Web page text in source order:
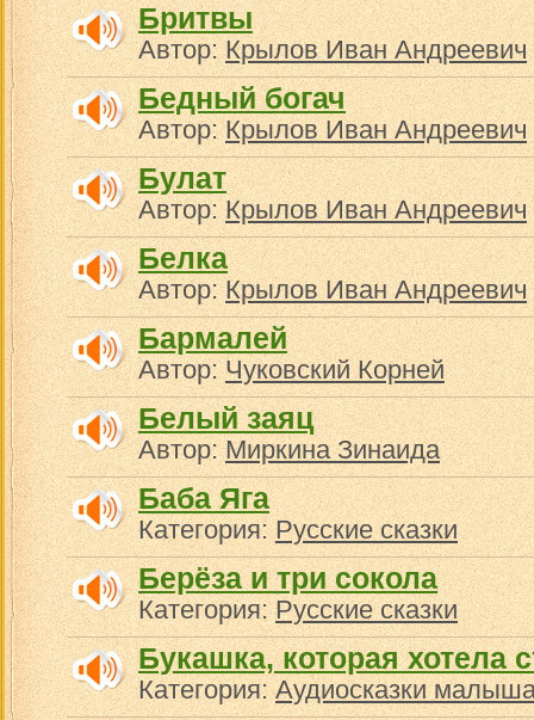
Бритвы
Автор:Крылов Иван Андреевич
Бедный богач
Автор:Крылов Иван Андреевич
Булат
Автор:Крылов Иван Андреевич
Белка
Автор:Крылов Иван Андреевич
Бармалей
Автор:Чуковский Корней
Белый заяц
Автор:Миркина Зинаида
Баба Яга
Категория:Русские сказки
Берёза и три сокола
Категория:Русские сказки
Букашка, которая хотела
Категория:Аудиосказки